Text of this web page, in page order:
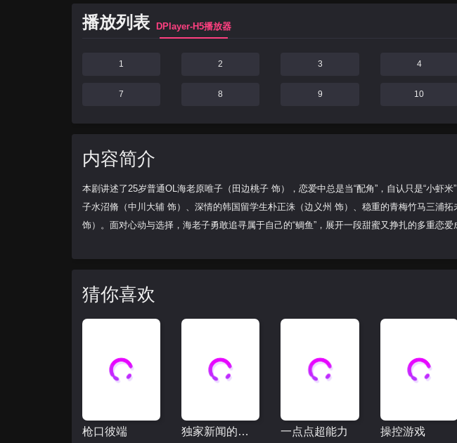
播放列表 DPlayer-H5播放器
1 2 3 4
7 8 9 10
内容简介
本剧讲述了25岁普通OL海老原唯子（田边桃子 饰），恋爱中总是当“配角”，自认只是“小虾
子水沼脩（中川大辅 饰）、深情的韩国留学生朴正洙（边义州 饰）、稳重的青梅竹马三浦
饰）。面对心动与选择，海老子勇敢追寻属于自己的“鲷鱼”，展开一段甜蜜又挣扎的多重恋爱
猜你喜欢
枪口彼端 独家新闻的雏鸟 一点点超能力 操控游戏